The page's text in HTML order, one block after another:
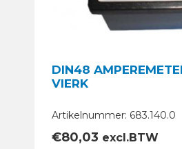
DIN48
VIERK
Artikelnummer: 683.140.0
€80,03 excl.BTW